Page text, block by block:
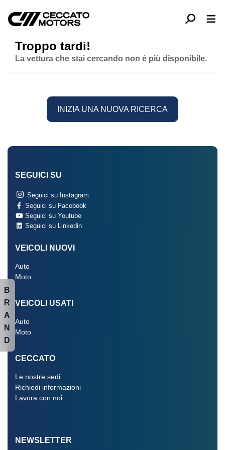
Troppo tardi!
La vettura che stai cercando non è più disponibile.
INIZIA UNA NUOVA RICERCA
SEGUICI SU
Seguici su Instagram
Seguici su Facebook
Seguici su Youtube
Seguici su Linkedin
VEICOLI NUOVI
Auto
Moto
VEICOLI USATI
Auto
Moto
CECCATO
Le nostre sedi
Richiedi informazioni
Lavora con noi
NEWSLETTER
B
R
A
N
D